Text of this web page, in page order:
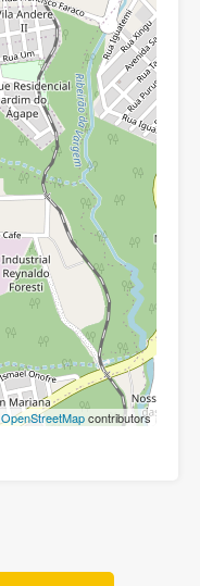
OpenStreetMapcontributors